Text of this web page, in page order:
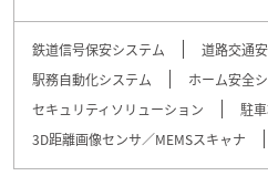
鉄道信号保安システム
道路交通
駅務自動化システム
ホーム安全
セキュリティソリューション
駐
3D距離画像センサ／MEMSスキャナ